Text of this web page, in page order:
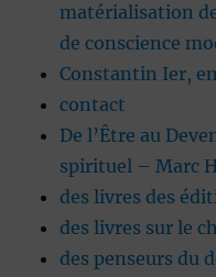
matérialisation
de conscience
Constantin Ier,
contact
De l’Être au
spirituel – Marc
des livres des
des livres sur le
des penseurs du